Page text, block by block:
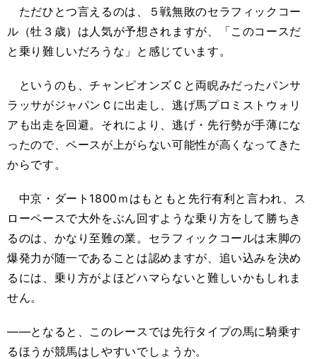
ただひとつ言えるのは、５戦無敗のセラフィックコー
ル（牡３歳）は人気が予想されますが、「このコースだ
と乗り難しいだろうな」と感じています。
というのも、チャンピオンズＣと両睨みだったパンサ
ラッサがジャパンＣに出走し、逃げ馬プロミストウォリ
アも出走を回避。それにより、逃げ・先行勢が手薄にな
ったので、ペースが上がらない可能性が高くなってきた
からです。
中京・ダート1800ｍはもともと先行有利と言われ、ス
ローペースで大外をぶん回すような乗り方をして勝ちき
るのは、かなり至難の業。セラフィックコールは末脚の
爆発力が随一であることは認めますが、追い込みを決め
るには、乗り方がよほどハマらないと難しいかもしれま
せん。
――となると、このレースでは先行タイプの馬に騎乗す
るほうが競馬はしやすいでしょうか。